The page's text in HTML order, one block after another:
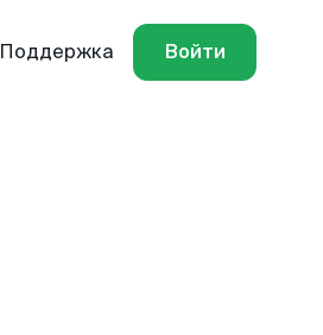
Поддержка Войти